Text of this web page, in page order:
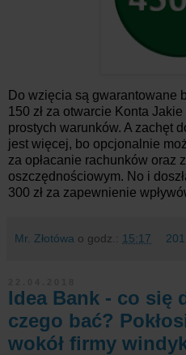
Do wzięcia są gwarantowane
150 zł za otwarcie Konta
prostych warunków. A zachęt
jest więcej, bo opcjonalnie
za opłacanie rachunków oraz
oszczędnościowym. No i
300 zł za zapewnienie
Mr. Złotówa o godz.: 15:17
Idea Bank - co się
czego bać?
wokół firmy